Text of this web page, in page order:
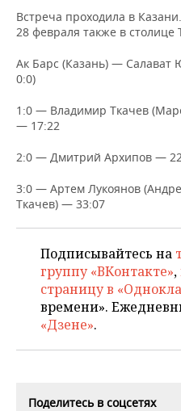
КОРОЛИ ГОСЗАКАЗА
ВУЗЫ ТАТАРСТАНА
ТОРГОВЫЕ ЦЕНТРЫ
ТАТАРСТАНА
ФИНАНСЫ
БАНКИ
НОВОСТИ
ПРОМЫШЛЕННОСТИ
АГРОПРОМ
МАШИНОСТРОЕНИЕ
НЕФТЕХИМИЯ
НЕФТЬ
ОПК
ЭНЕРГЕТИКА
НЕДВИЖИМОСТЬ
НОВОСТИ
АВТО
БИЗНЕС
ТРАНСПОРТ
УСЛУГИ
IT
МЕДИА
ТЕЛЕКОММУНИКАЦИИ
НОВОСТИ МЕРОПРИЯТИЙ
ВЫЕЗДНАЯ РЕДАКЦИЯ
БИЗНЕС-БРАНЧИ
ONLINE-КОНФЕРЕНЦИИ
СПОРТ
НОВОСТИ СПОРТА
ФУТБОЛ
ХОККЕЙ
ВОЛЕЙБОЛ
ОБЩЕСТВО
НОВОСТИ ОБЩЕСТВА
ВЛАСТЬ
ИСТОРИЯ
ФОТОГАЛЕРЕЯ
СЮЖЕТЫ
СПИСОК ПЕРСОН
ПОЛНАЯ ВЕРСИЯ
Встреча проходила в
28 февраля также в столице
Ак Барс (Казань) — Салават
0:0)
1:0 — Владимир Ткачев
— 17:22
2:0 — Дмитрий Архипов —
3:0 — Артем Лукоянов
Ткачев) — 33:07
Подписывайтесь на
группу «ВКонтакте»,
страницу в
времени».
«Дзене».
Поделитесь в соцсетях